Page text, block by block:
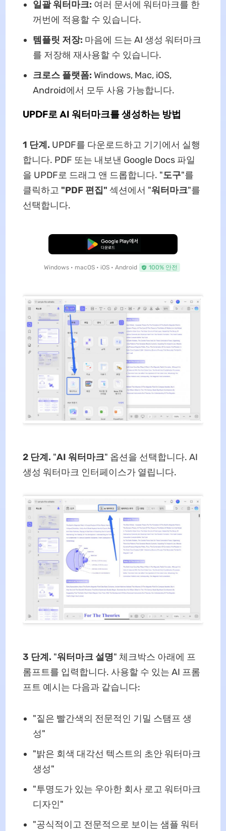
일괄 워터마크: 여러 문서에 워터마크를 한
꺼번에 적용할 수 있습니다.
템플릿 저장: 마음에 드는 AI 생성 워터마크
를 저장해 재사용할 수 있습니다.
크로스 플랫폼: Windows, Mac, iOS,
Android에서 모두 사용 가능합니다.
UPDF로 AI 워터마크를 생성하는 방법
1 단계. UPDF를 다운로드하고 기기에서 실행
합니다. PDF 또는 내보낸 Google Docs 파일
을 UPDF로 드래그 앤 드롭합니다. "도구"를
클릭하고 "PDF 편집" 섹션에서 "워터마크"를
선택합니다.
무료로 다운로드
Windows • macOS • iOS • Android 100% 안전
2 단계. "AI 워터마크" 옵션을 선택합니다. AI
생성 워터마크 인터페이스가 열립니다.
3 단계. "워터마크 설명" 체크박스 아래에 프
롬프트를 입력합니다. 사용할 수 있는 AI 프롬
프트 예시는 다음과 같습니다:
"짙은 빨간색의 전문적인 기밀 스탬프 생
성"
"밝은 회색 대각선 텍스트의 초안 워터마크
생성"
"투명도가 있는 우아한 회사 로고 워터마크
디자인"
"공식적이고 전문적으로 보이는 샘플 워터